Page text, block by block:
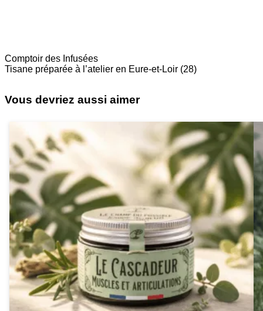
Comptoir des Infusées
Tisane préparée à l’atelier en Eure-et-Loir (28)
Vous devriez aussi aimer